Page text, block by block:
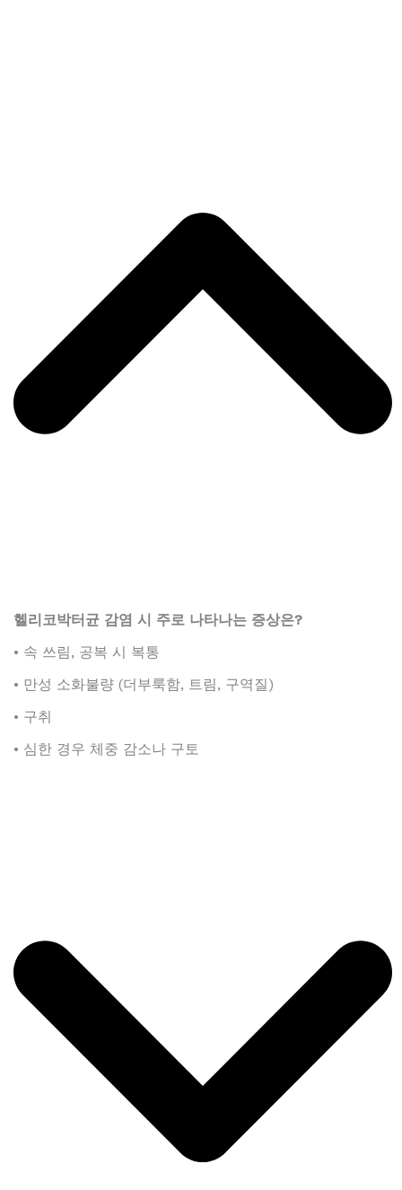
헬리코박터균 감염 시 주로 나타나는 증상은?
• 속 쓰림, 공복 시 복통
• 만성 소화불량 (더부룩함, 트림, 구역질)
• 구취
• 심한 경우 체중 감소나 구토